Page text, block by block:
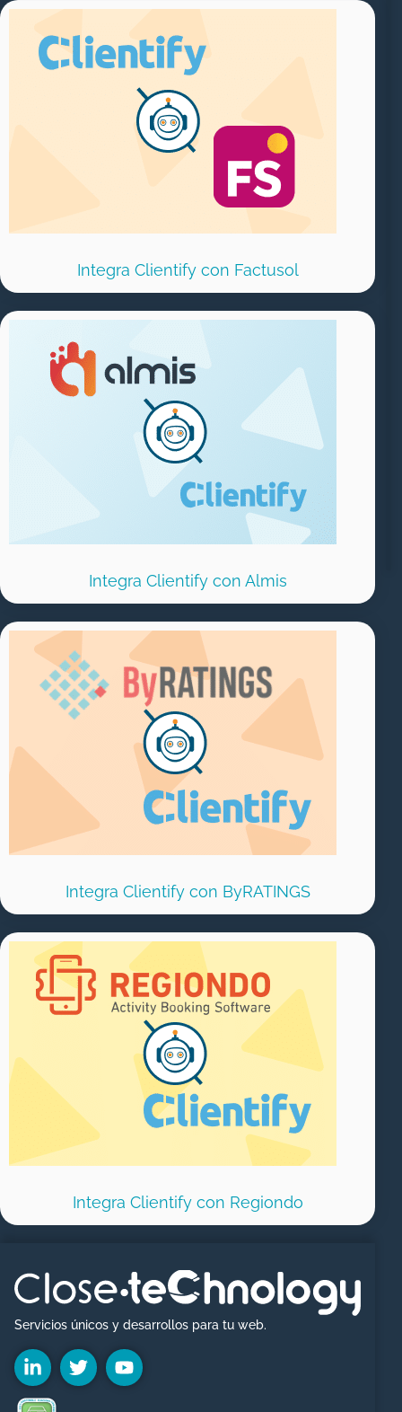
Integra Clientify con Factusol
Integra Clientify con Almis
Integra Clientify con ByRATINGS
Integra Clientify con Regiondo
Servicios únicos y desarrollos para tu web.